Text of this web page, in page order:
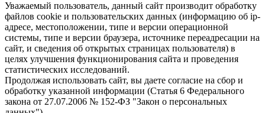
Уважаемый пользователь, данный сайт производит обработку
файлов cookie и пользовательских данных (информацию об ip-
адресе, местоположении, типе и версии операционной
системы, типе и версии браузера, источнике переадресации на
сайт, и сведения об открытых страницах пользователя) в
целях улучшения функционирования сайта и проведения
статистических исследований.
Продолжая использовать сайт, вы даете согласие на сбор и
обработку указанной информации (Статья 6 Федерального
закона от 27.07.2006 № 152-ФЗ "Закон о персональных